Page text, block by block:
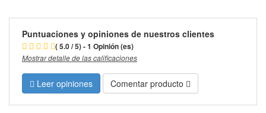
Puntuaciones y opiniones de nuestros clientes
( 5.0 / 5) - 1 Opinión (es)
Mostrar detalle de las calificaciones
Leer opiniones Comentar producto